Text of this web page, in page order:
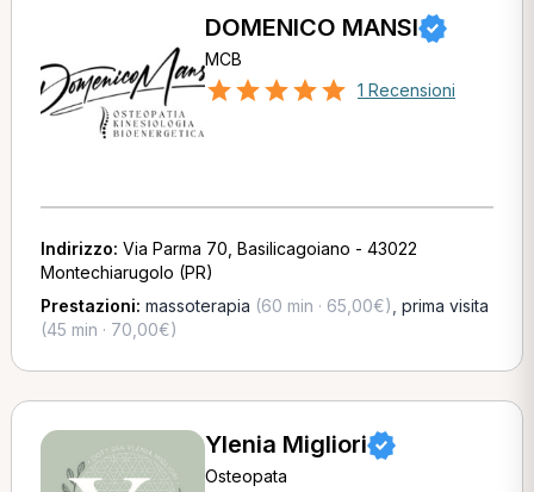
DOMENICO MANSI
MCB
1 Recensioni
Indirizzo: Via Parma 70, Basilicagoiano - 43022
Montechiarugolo (PR)
Prestazioni: massoterapia (60 min · 65,00€) prima visita
(45 min · 70,00€)
Ylenia Migliori
Osteopata